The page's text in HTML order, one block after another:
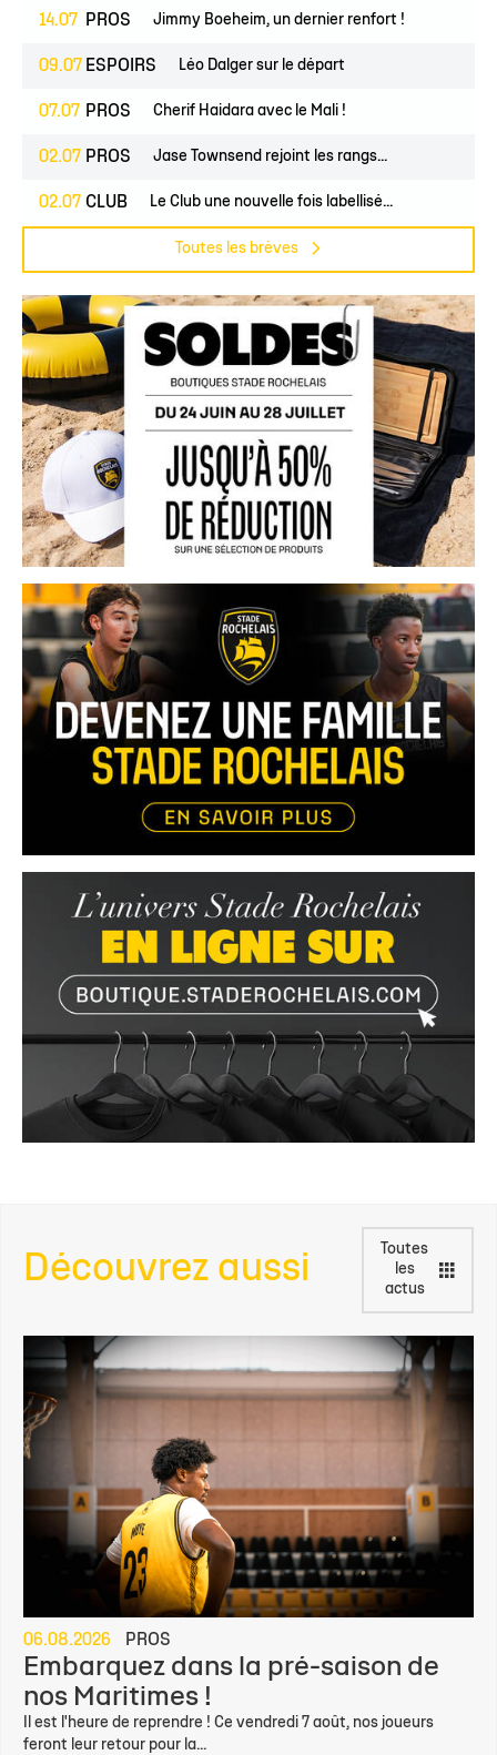
14.07 PROS Jimmy Boeheim, un dernier renfort !
09.07 ESPOIRS Léo Dalger sur le départ
07.07 PROS Cherif Haidara avec le Mali !
02.07 PROS Jase Townsend rejoint les rangs...
02.07 CLUB Le Club une nouvelle fois labellisé...
Toutes les brèves
Découvrez aussi
Toutes
les
actus
06.08.2026 PROS
Embarquez dans la pré-saison de
nos Maritimes !
Il est l'heure de reprendre ! Ce vendredi 7 août, nos joueurs
feront leur retour pour la...